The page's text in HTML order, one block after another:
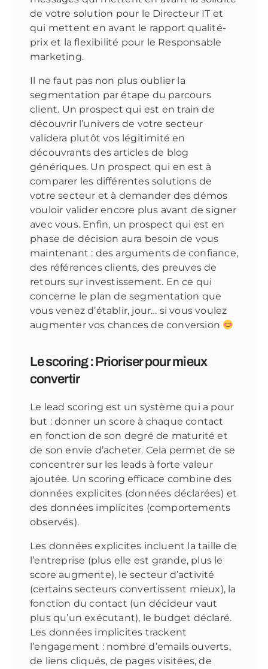
de votre solution pour le Directeur IT et
qui mettent en avant le rapport qualité-
prix et la flexibilité pour le Responsable
marketing.
Il ne faut pas non plus oublier la
segmentation par étape du parcours
client. Un prospect qui est en train de
découvrir l’univers de votre secteur
validera plutôt vos légitimité en
découvrants des articles de blog
génériques. Un prospect qui en est à
comparer les différentes solutions de
votre secteur et à demander des démos
vouloir valider encore plus avant de signer
avec vous. Enfin, un prospect qui est en
phase de décision aura besoin de vous
maintenant : des arguments de confiance,
des références clients, des preuves de
retours sur investissement. En ce qui
concerne le plan de segmentation que
vous venez d’établir, jour… si vous voulez
augmenter vos chances de conversion
Le scoring : Prioriser pour mieux
convertir
Le lead scoring est un système qui a pour
but : donner un score à chaque contact
en fonction de son degré de maturité et
de son envie d’acheter. Cela permet de se
concentrer sur les leads à forte valeur
ajoutée. Un scoring efficace combine des
données explicites (données déclarées) et
des données implicites (comportements
observés).
Les données explicites incluent la taille de
l’entreprise (plus elle est grande, plus le
score augmente), le secteur d’activité
(certains secteurs convertissent mieux), la
fonction du contact (un décideur vaut
plus qu’un exécutant), le budget déclaré.
Les données implicites trackent
l’engagement : nombre d’emails ouverts,
de liens cliqués, de pages visitées, de